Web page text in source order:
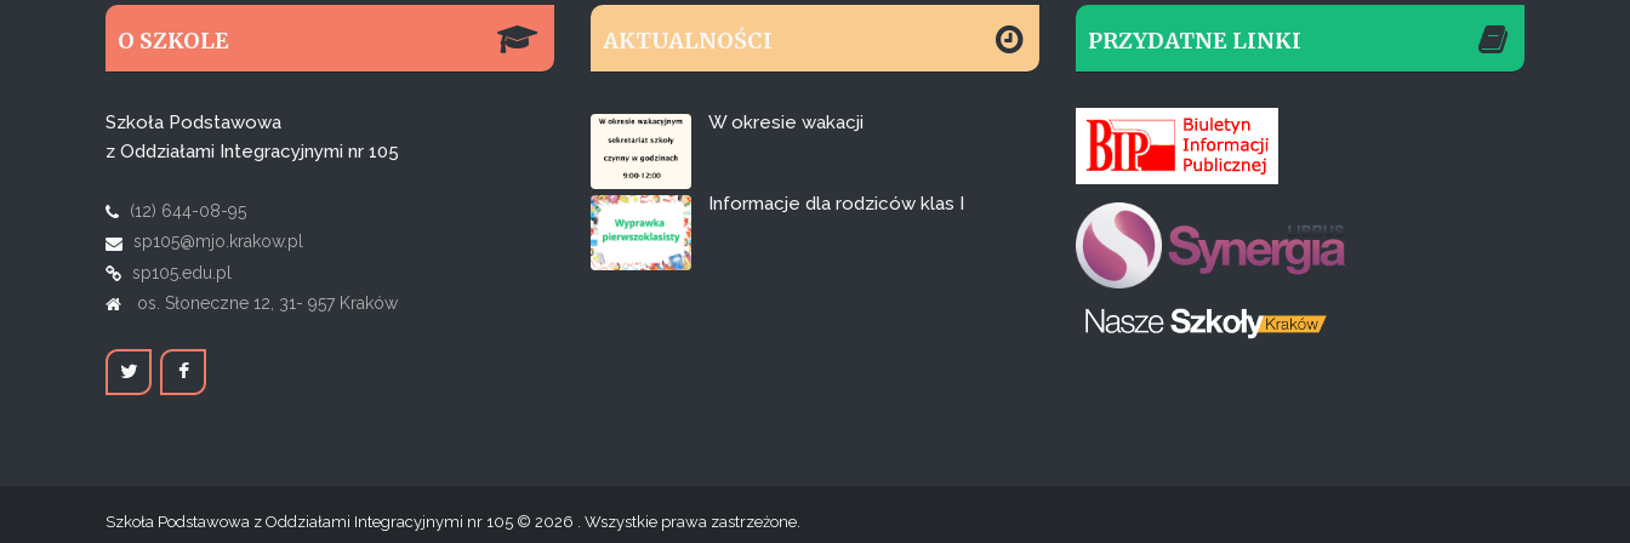
O SZKOLE
Szkoła Podstawowa
z Oddziałami Integracyjnymi nr 105
(12) 644-08-95
sp105@mjo.krakow.pl
sp105.edu.pl
os. Słoneczne 12, 31- 957 Kraków
AKTUALNOŚCI
W okresie wakacji
Informacje dla rodziców klas I
PRZYDATNE LINKI
Szkoła Podstawowa z Oddziałami Integracyjnymi nr 105 2026 . Wszystkie prawa zastrzeżone.